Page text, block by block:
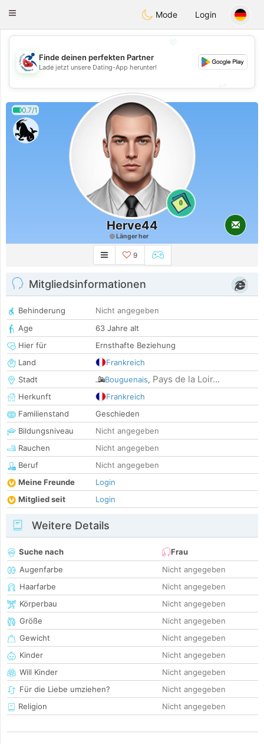
Handi Space
Toggle
Mode Login
💖
💕
Finde deinen perfekten Partner
Lade jetzt unsere Dating-App herunter!
0.7/1
0
Herve44
Länger her
9
Mitgliedsinformationen
Behinderung
Nicht angegeben
Age
63 Jahre alt
Hier für
Ernsthafte Beziehung
Land
Frankreich
Stadt
Bouguenais, Pays de la Loir...
Herkunft
Frankreich
Familienstand
Geschieden
Bildungsniveau
Nicht angegeben
Rauchen
Nicht angegeben
Beruf
Nicht angegeben
Meine Freunde
Login
Mitglied seit
Login
Weitere Details
Suche nach
Frau
Augenfarbe
Nicht angegeben
Haarfarbe
Nicht angegeben
Körperbau
Nicht angegeben
Größe
Nicht angegeben
Gewicht
Nicht angegeben
Kinder
Nicht angegeben
Will Kinder
Nicht angegeben
Für die Liebe umziehen?
Nicht angegeben
Religion
Nicht angegeben